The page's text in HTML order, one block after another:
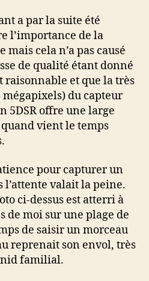
a par la suite été
l’importance de la
cela n’a pas causé
de qualité étant donné
raisonnable et que la très
du capteur
5DSR offre une large
vient le temps
pour capturer un
l’attente valait la peine.
ci-dessus est atterri à
de moi sur une plage de
de saisir un morceau
reprenait son envol, très
familial.